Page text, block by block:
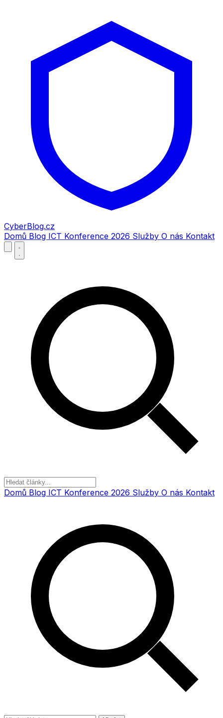
CyberBlog.cz
Domů Blog ICT Konference 2026 Služby O nás Kontakt
Domů Blog ICT Konference 2026 Služby O nás Kontakt